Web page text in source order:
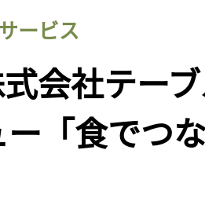
ービス
式会社テー
「食でつ